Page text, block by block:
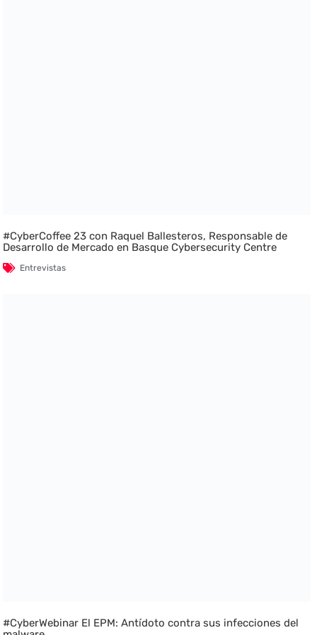
#CyberCoffee 23 con Raquel Ballesteros, Responsable de
Desarrollo de Mercado en Basque Cybersecurity Centre
Entrevistas
#CyberWebinar El EPM: Antídoto contra sus infecciones del